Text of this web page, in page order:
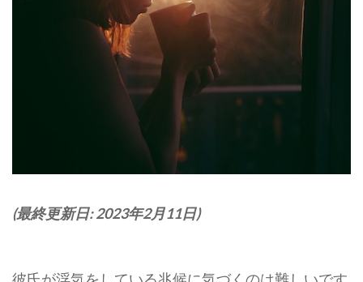
(最終更新日: 2023年2月11日)